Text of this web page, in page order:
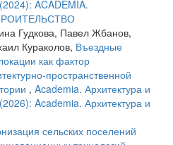
ACADEMIA.
Гудкова, Павел Жбанов,
Кураколов, Въездные
как фактор
пространственной
, Academia. Архитектура и
Academia. Архитектура и
сельских поселений